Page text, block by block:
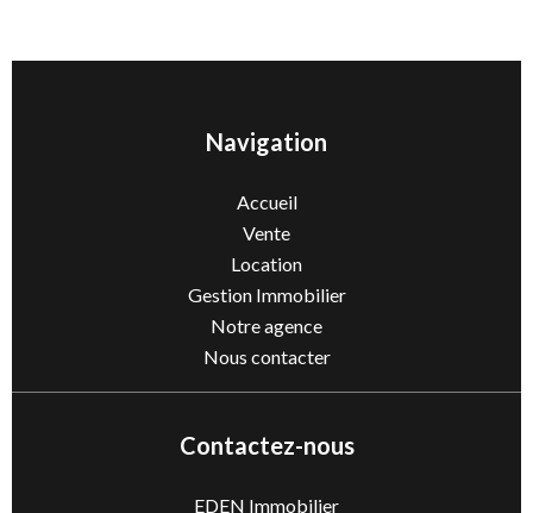
Navigation
Accueil
Vente
Location
Gestion Immobilier
Notre agence
Nous contacter
Contactez-nous
EDEN Immobilier